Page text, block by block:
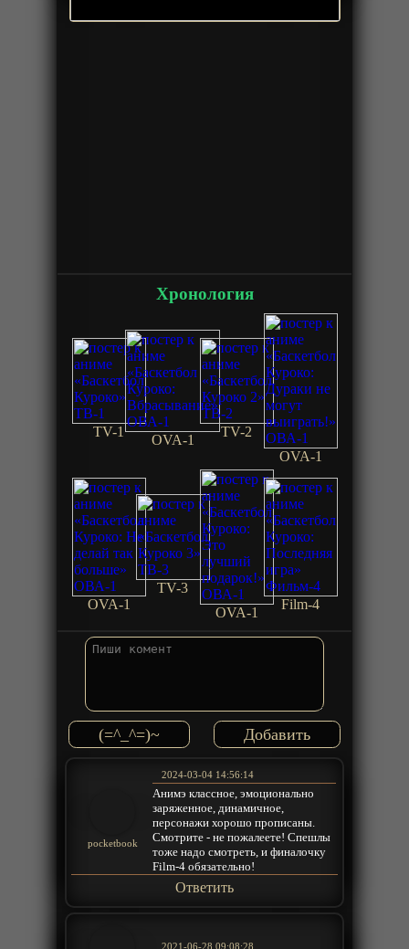
Хронология
TV-1
OVA-1
TV-2
OVA-1
OVA-1
TV-3
OVA-1
Film-4
(=^_^=)~
pocketbook
2024-03-04 14:56:14
Анимэ классное, эмоционально
заряженное, динамичное,
персонажи хорошо прописаны.
Смотрите - не пожалеете! Спешлы
тоже надо смотреть, и финалочку
Film-4 обязательно!
Ответить
2021-06-28 09:08:28